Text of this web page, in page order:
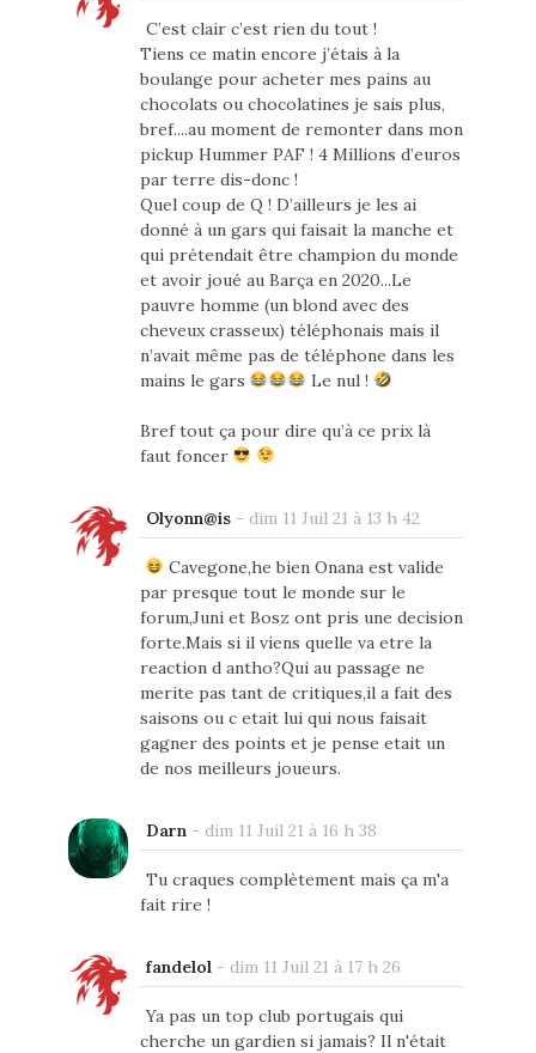
C’est clair c’est rien du tout !
Tiens ce matin encore j’étais à la
boulange pour acheter mes pains au
chocolats ou chocolatines je sais plus,
bref....au moment de remonter dans mon
pickup Hummer PAF ! 4 Millions d’euros
par terre dis-donc !
Quel coup de Q ! D’ailleurs je les ai
donné à un gars qui faisait la manche et
qui prétendait être champion du monde
et avoir joué au Barça en 2020...Le
pauvre homme (un blond avec des
cheveux crasseux) téléphonais mais il
n’avait même pas de téléphone dans les
mains le gars
Le nul !
Bref tout ça pour dire qu’à ce prix là
faut foncer
Olyonn@is- dim 11 Juil 21 à 13 h 42
Cavegone,he bien Onana est valide
par presque tout le monde sur le
forum,Juni et Bosz ont pris une decision
forte.Mais si il viens quelle va etre la
reaction d antho?Qui au passage ne
merite pas tant de critiques,il a fait des
saisons ou c etait lui qui nous faisait
gagner des points et je pense etait un
de nos meilleurs joueurs.
Darn - dim 11 Juil 21 à 16 h 38
Tu craques complètement mais ça m'a
fait rire !
fandelol - dim 11 Juil 21 à 17 h 26
Ya pas un top club portugais qui
cherche un gardien si jamais? Il n'était